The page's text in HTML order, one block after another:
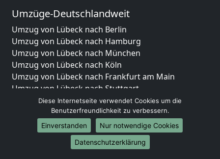
Umzüge-Deutschlandweit
Umzug von Lübeck nach Berlin
Umzug von Lübeck nach Hamburg
Umzug von Lübeck nach München
Umzug von Lübeck nach Köln
Umzug von Lübeck nach Frankfurt am Main
Umzug von Lübeck nach Stuttgart
Umzug von Lübeck nach Düsseldorf
Umzug von Lübeck nach Leipzig
Umzug von Lübeck nach Dortmund
Umzug von Lübeck nach Essen
Umzug von Lübeck nach Bremen
Diese Internetseite verwendet Cookies um die
Benutzerfreundlichkeit zu verbessern.
Einverstanden
Nur notwendige Cookies
Datenschutzerklärung